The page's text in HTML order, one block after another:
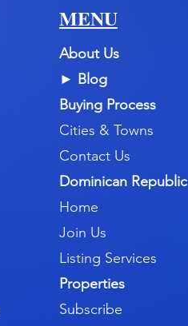
MENU
About Us
► Blog
Buying Process
Cities & Towns
Contact Us
Dominican Republic
Home
Join Us
Listing Services
Properties
Subscribe